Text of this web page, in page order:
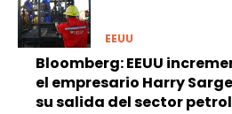
EEUU
Bloomberg: EEUU
el empresario Harry
su salida del sector